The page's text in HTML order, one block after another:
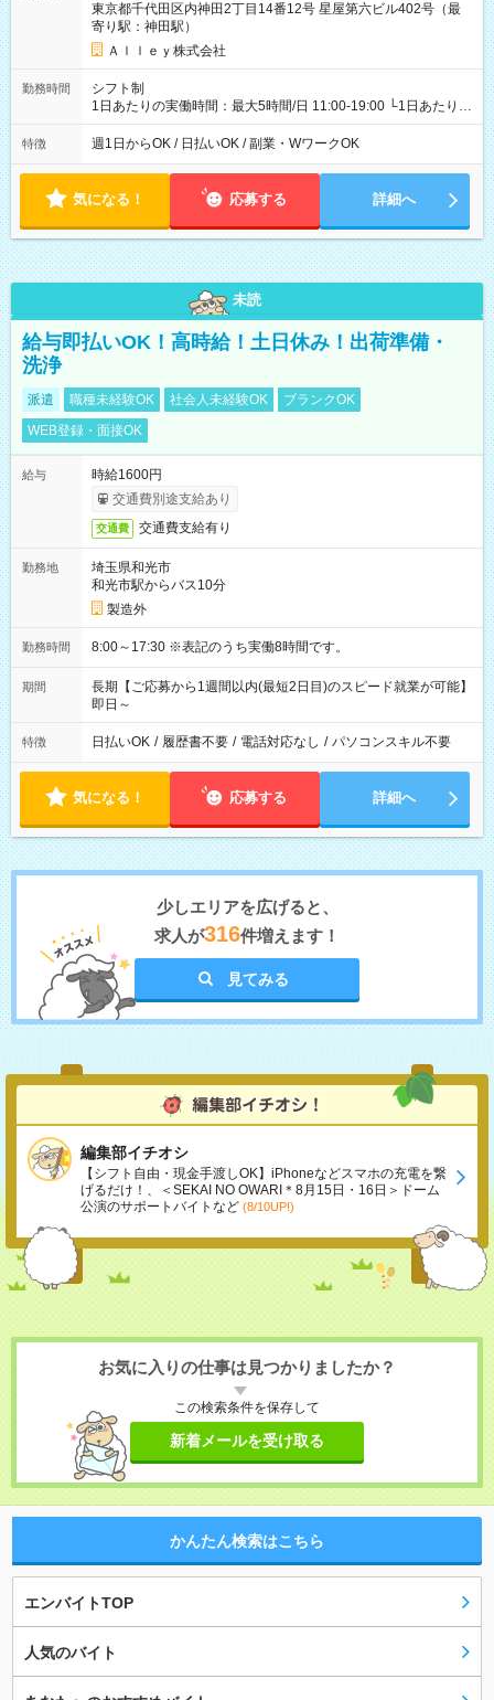
東京都千代田区内神田2丁目14番12号 星屋第六ビル402号（最
寄り駅：神田駅）
Ａｌｌｅｙ株式会社
勤務時間
シフト制
1日あたりの実働時間：最大5時間/日 11:00-19:00 └1日あたりの
実働時間：1-5時間 └上記の時間帯内であれば、いつでも勤務可
能！ └平日・土曜日の中で、お好きな曜日でご勤務いただけま
18:00 などのように、自由な働き方が可能なお仕事です！
特徴 週1日からOK / 日払いOK / 副業・WワークOK
気になる！ 応募する 詳細へ
未読
給与即払いOK！高時給！土日休み！出荷準備・
洗浄
派遣 職種未経験OK 社会人未経験OK
ブランクOK
WEB登録・面接OK
給与
時給1600円
交通費別途支給あり
交通費 交通費支給有り
勤務地
埼玉県和光市
和光市駅からバス10分
製造外
勤務時間 8:00～17:30 ※表記のうち実働8時間です。
期間
長期【ご応募から1週間以内(最短2日目)のスピード就業が可能】
即日～
特徴 日払いOK / 履歴書不要 / 電話対応なし / パソコンスキル不要
気になる！ 応募する 詳細へ
少しエリアを広げると、
求人が316件増えます！
見てみる
編集部イチオシ
【シフト自由・現金手渡しOK】iPhoneなどスマホの充電を繋
げるだけ！、＜SEKAI NO OWARI＊8月15日・16日＞ドーム
公演のサポートバイトなど (8/10UP!)
お気に入りの仕事は見つかりましたか？
この検索条件を保存して
新着メールを受け取る
かんたん検索はこちら
エンバイトTOP
人気のバイト